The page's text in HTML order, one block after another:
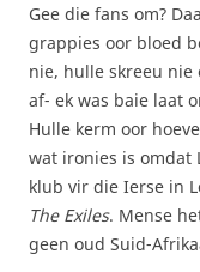
Gee die fans om?
grappies oor bloed
nie, hulle skreeu nie
af- ek was baie laat
Hulle kerm oor
wat ironies is omdat
klub vir die Ierse in
The Exiles. Mense
geen oud Suid-